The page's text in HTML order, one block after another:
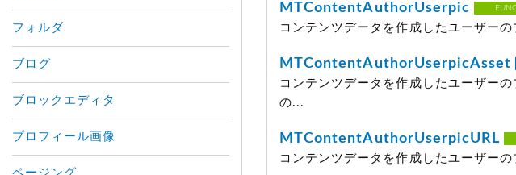
MTContentAuthorUserpic
コンテンツデータを作成したユーザー
MTContentAuthorUserpicAsset
コンテンツデータを作成したユーザー
の...
MTContentAuthorUserpicURL
コンテンツデータを作成したユーザー
フォルダ
ブログ
ブロックエディタ
プロフィール画像